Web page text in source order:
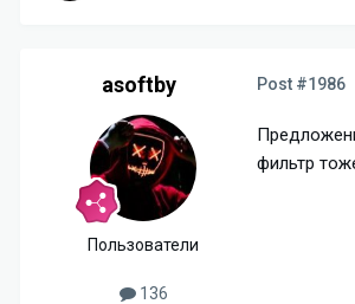
asoftby
Пользователи
136
Post #1986
фильтр